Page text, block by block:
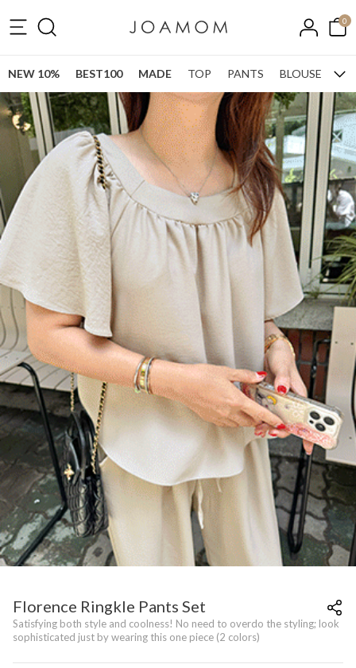
0
NEW 10% BEST100 MADE TOP PANTS BLOUSE
Florence Ringkle Pants Set
Satisfying both style and coolness! No need to overdo the styling; look
sophisticated just by wearing this one piece (2 colors)